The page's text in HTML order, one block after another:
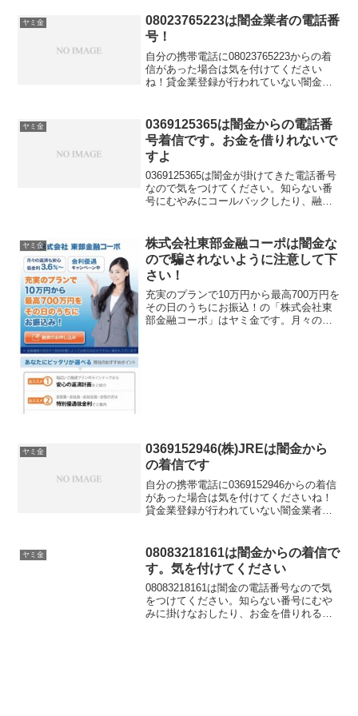
うか？」「今ならすぐにご融資可能なの
で条件だけでも...
ヤミ金
08023765223は闇金業者の電話番
号！
自分の携帯電話に08023765223からの着
信があった場合は気を付けてください
ね！貸金業登録が行われていない闇金業
しょうか？」「今ならすぐにご融資可能
なので条件だけで...
ヤミ金
0369125365は闇金からの電話番
号着信です。お金を借りれないで
すよ
0369125365は闇金が掛けてきた電話番号
なので気をつけてください。知らない番
号にむやみにコールバックしたり、融資
の金融被害に遭う可能性もあります。ど
うしてもお金を借りたい！という場合に
は給料ファクタリングという新しい方法
をお勧めします。これなら審査を気にせ
ず現金を調達できますよ。
ヤミ金
株式会社東部金融コーポは闇金な
ので騙されないように注意して下
さい！
充実のプランで10万円から最高700万円を
その日のうちにお振込！の「株式会社東
部金融コーポ」はヤミ金です。月々の返
ヤミ金
0369152946(株)JREは闇金から
の着信です
自分の携帯電話に0369152946からの着信
があった場合は気を付けてくださいね！
貸金業登録が行われていない闇金業者か
うか？」「今ならすぐにご融資可能なの
で条件だけでも...
ヤミ金
08083218161は闇金からの着信で
す。気を付けてください
08083218161は闇金の電話番号なので気
をつけてください。知らない番号にむや
みに掛けなおしたり、お金を借りれると